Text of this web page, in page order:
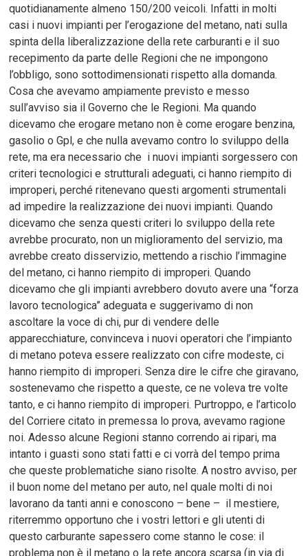
quotidianamente almeno 150/200 veicoli. Infatti in molti
casi i nuovi impianti per l’erogazione del metano, nati sulla
spinta della liberalizzazione della rete carburanti e il suo
recepimento da parte delle Regioni che ne impongono
l’obbligo, sono sottodimensionati rispetto alla domanda.
Cosa che avevamo ampiamente previsto e messo
sull’avviso sia il Governo che le Regioni. Ma quando
dicevamo che erogare metano non è come erogare benzina,
gasolio o Gpl, e che nulla avevamo contro lo sviluppo della
rete, ma era necessario che i nuovi impianti sorgessero con
criteri tecnologici e strutturali adeguati, ci hanno riempito di
improperi, perché ritenevano questi argomenti strumentali
ad impedire la realizzazione dei nuovi impianti. Quando
dicevamo che senza questi criteri lo sviluppo della rete
avrebbe procurato, non un miglioramento del servizio, ma
avrebbe creato disservizio, mettendo a rischio l’immagine
del metano, ci hanno riempito di improperi. Quando
dicevamo che gli impianti avrebbero dovuto avere una “forza
lavoro tecnologica” adeguata e suggerivamo di non
ascoltare la voce di chi, pur di vendere delle
apparecchiature, convinceva i nuovi operatori che l’impianto
di metano poteva essere realizzato con cifre modeste, ci
hanno riempito di improperi. Senza dire le cifre che giravano,
sostenevamo che rispetto a queste, ce ne voleva tre volte
tanto, e ci hanno riempito di improperi. Purtroppo, e l’articolo
del Corriere citato in premessa lo prova, avevamo ragione
noi. Adesso alcune Regioni stanno correndo ai ripari, ma
intanto i guasti sono stati fatti e ci vorrà del tempo prima
che queste problematiche siano risolte. A nostro avviso, per
il buon nome del metano per auto, nel quale molti di noi
lavorano da tanti anni e conoscono – bene – il mestiere,
riterremmo opportuno che i vostri lettori e gli utenti di
questo carburante sapessero come stanno le cose: il
problema non è il metano o la rete ancora scarsa (in via di